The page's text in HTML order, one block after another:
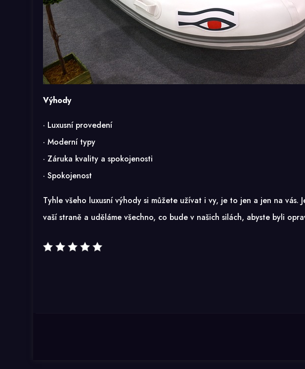
Výhody
· Luxusní provedení
· Moderní typy
· Záruka kvality a spokojenosti
· Spokojenost
Tyhle všeho luxusní výhody si můžete užívat i vy, je to jen a jen na vás.
vaší straně a uděláme všechno, co bude v našich silách, abyste byli